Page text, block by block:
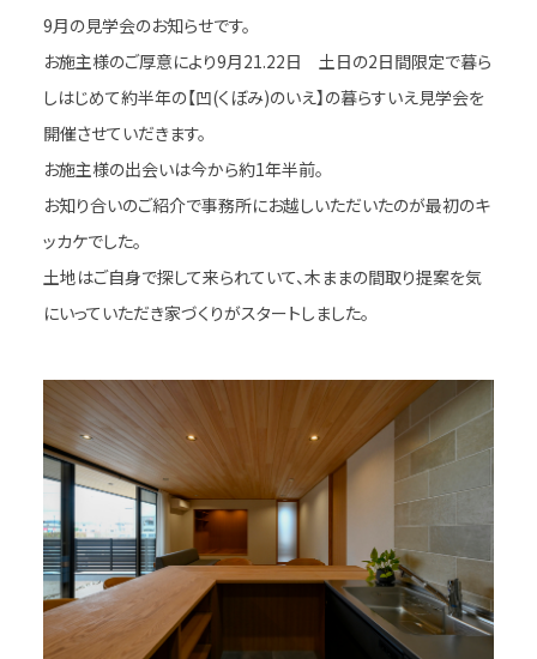
9月の見学会のお知らせです。
お施主様のご厚意により9月21.22日 土日の2日間限定で暮ら
しはじめて約半年の【凹(くぼみ)のいえ】の暮らすいえ見学会を
開催させていだきます。
お施主様の出会いは今から約1年半前。
お知り合いのご紹介で事務所にお越しいただいたのが最初のキ
ッカケでした。
土地はご自身で探して来られていて、木ままの間取り提案を気
にいっていただき家づくりがスタートしました。